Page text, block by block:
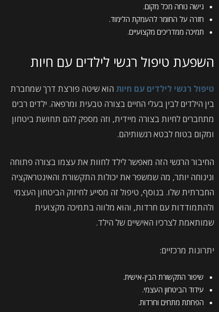
גישה נוחה מכל מקום.
חזרה על החומר להעמקת הלימוד.
תמיכה ממדריכים מקצועיים.
השפעת טיפול רגשי לילדים עם חיות
טיפול רגשי לילדים עם חיות הוא שיטה פורצת דרך שמחברת
בין הילדים לבין בעלי החיים בצורה טבעית ומרפאה. ילדים רבים
מתחברים לחיות בצורה מיידית, וזה מספק להם תחושת ביטחון
ומקום בטוח לבטא רגשותיהם.
החיבור הרגשי הזה מאפשר לילד לחוות את עצמו בצורה פתוחה
ונינוחה יותר, מה שמשפר את יכולות התקשורת והאינטראקציה
החברתית שלו. בנוסף, טיפול זה מסייע לחיזוק הביטחון העצמי
ולהתמודדות עם חרדות, והוא מלווה בתמיכה מקצועית
שמותאמת לצרכיו האישיים של הילד.
יתרונות מרכזיים:
שיפור התקשורת הבין-אישית.
עידוד הביטחון העצמי.
הפחתת מתחים וחרדות.